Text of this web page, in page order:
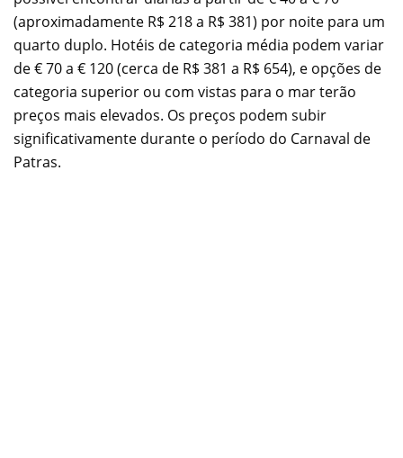
(aproximadamente R$ 218 a R$ 381) por noite para um
quarto duplo. Hotéis de categoria média podem variar
de € 70 a € 120 (cerca de R$ 381 a R$ 654), e opções de
categoria superior ou com vistas para o mar terão
preços mais elevados. Os preços podem subir
significativamente durante o período do Carnaval de
Patras.